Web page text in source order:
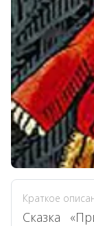
Краткое
Сказка